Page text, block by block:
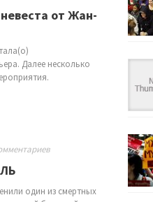
от Жан-
Далее несколько
один из смертных